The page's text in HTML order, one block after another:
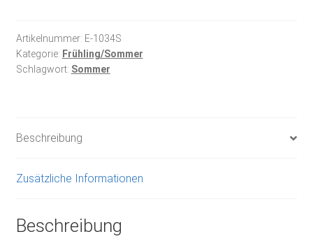
Artikelnummer: E-1034S
Kategorie: Frühling/Sommer
Schlagwort: Sommer
Beschreibung
Zusätzliche Informationen
Beschreibung